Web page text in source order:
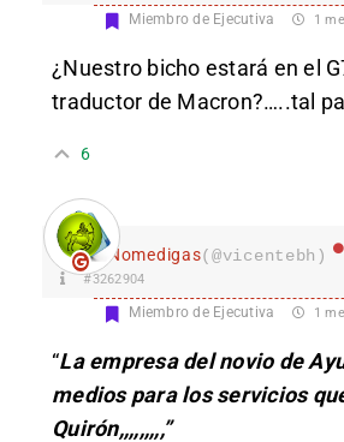
Miembro de Ejecutiva 1
¿Nuestro bicho estará en el
traductor de Macron?…..tal
6
Nomedigas(@vicentebh)
#3262904
Miembro de Ejecutiva 1
“La empresa del novio de
medios para los servicios
Quirón,,,,,,,,,”